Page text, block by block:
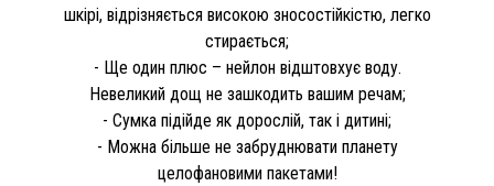
шкірі, відрізняється високою зносостійкістю, легко
стирається;
- Ще один плюс – нейлон відштовхує воду.
Невеликий дощ не зашкодить вашим речам;
- Сумка підійде як дорослій, так і дитині;
- Можна більше не забруднювати планету
целофановими пакетами!